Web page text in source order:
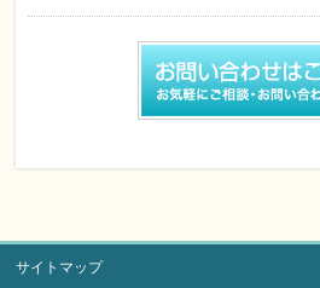
サイトマップ